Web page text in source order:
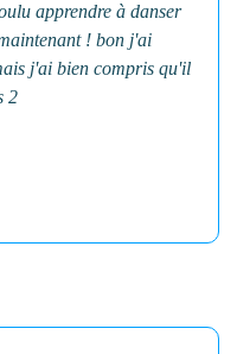
apprendre à danser
! bon j'ai
j'ai bien compris qu'il
2